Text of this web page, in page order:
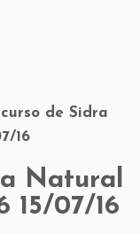
de Sidra
16
Natural
15/07/16